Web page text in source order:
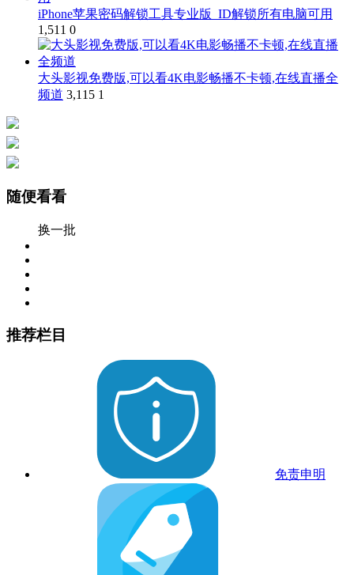
iPhone苹果密码解锁工具专业版_ID解锁所有电脑可用
1,511 0
大头影视免费版,可以看4K电影畅播不卡顿,在线直播全
频道 3,115 1
随便看看
换一批
推荐栏目
免责申明